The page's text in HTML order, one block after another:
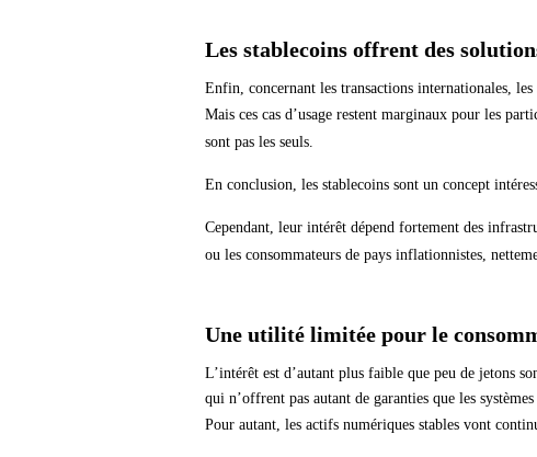
Les stablecoins offrent des
Enfin, concernant les transactions internationales,
Mais ces cas d’usage restent marginaux pour les
sont pas les seuls.
En conclusion, les stablecoins sont un concept
Cependant, leur intérêt dépend fortement des
ou les consommateurs de pays inflationnistes,
Une utilité limitée pour le
L’intérêt est d’autant plus faible que peu de jetons
qui n’offrent pas autant de garanties que les
Pour autant, les actifs numériques stables vont